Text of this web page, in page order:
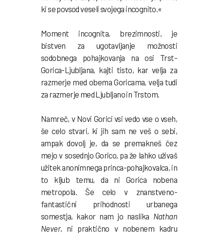
ki se povsod veseli svojega incognito.«
Moment incognita, brezimnosti, je
bistven za ugotavljanje možnosti
sodobnega pohajkovanja na osi Trst-
Gorica-Ljubljana, kajti tisto, kar velja za
razmerje med obema Goricama, velja tudi
za razmerje med Ljubljano in Trstom.
Namreč, v Novi Gorici vsi vedo vse o vseh,
še celo stvari, ki jih sam ne veš o sebi,
ampak dovolj je, da se premakneš čez
mejo v sosednjo Gorico, pa že lahko uživaš
užitek anonimnega princa-pohajkovalca, in
to kljub temu, da ni Gorica nobena
metropola. Še celo v znanstveno-
fantastični prihodnosti urbanega
somestja, kakor nam jo naslika Nathan
Never, ni praktično v nobenem kadru